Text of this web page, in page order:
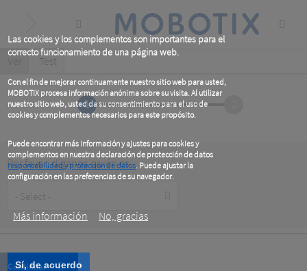
Las cookies y los complementos son importantes para el
correcto funcionamiento de una página web.
Con el fin de mejorar continuamente nuestro sitio web para usted,
MOBOTIX procesa información anónima sobre su visita. Al utilizar
nuestro sitio web, usted da su consentimiento para el uso de
cookies y complementos necesarios para este propósito.
Puede encontrar más información y ajustes para cookies y
complementos en nuestra declaración de protección de datos
responsabilidad y protección de datos. Puede ajustar la
configuración en las preferencias de su navegador.
Más información
No, gracias
Sí, de acuerdo
content
Primary
tabs
Ver (active
Test
1
Por favor, diganos quién es
Type